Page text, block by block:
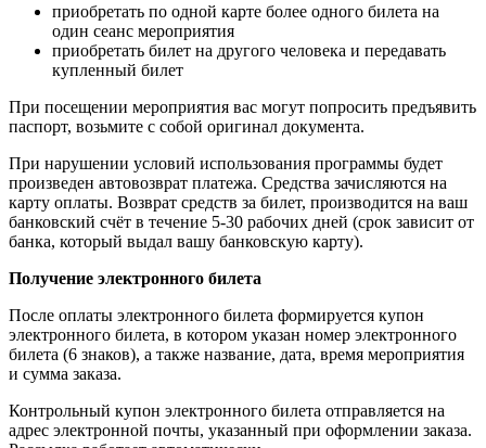
приобретать по одной карте более одного билета на
один сеанс мероприятия
приобретать билет на другого человека и передавать
купленный билет
При посещении мероприятия вас могут попросить предъявить
паспорт, возьмите с собой оригинал документа.
При нарушении условий использования программы будет
произведен автовозврат платежа. Средства зачисляются на
карту оплаты. Возврат средств за билет, производится на ваш
банковский счёт в течение 5-30 рабочих дней (срок зависит от
банка, который выдал вашу банковскую карту).
Получение электронного билета
После оплаты электронного билета формируется купон
электронного билета, в котором указан номер электронного
билета (6 знаков), а также название, дата, время мероприятия
и сумма заказа.
Контрольный купон электронного билета отправляется на
адрес электронной почты, указанный при оформлении заказа.